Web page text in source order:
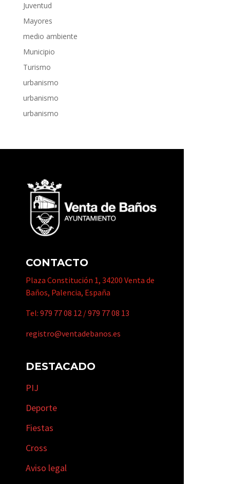
Juventud
Mayores
medio ambiente
Municipio
Turismo
urbanismo
urbanismo
urbanismo
CONTACTO
Plaza Constitución 1, 34200 Venta de
Baños, Palencia, España
Tel: 979 77 08 12 /979 77 08 13
registro@ventadebanos.es
DESTACADO
PIJ
Deporte
Fiestas
Cross
Aviso legal